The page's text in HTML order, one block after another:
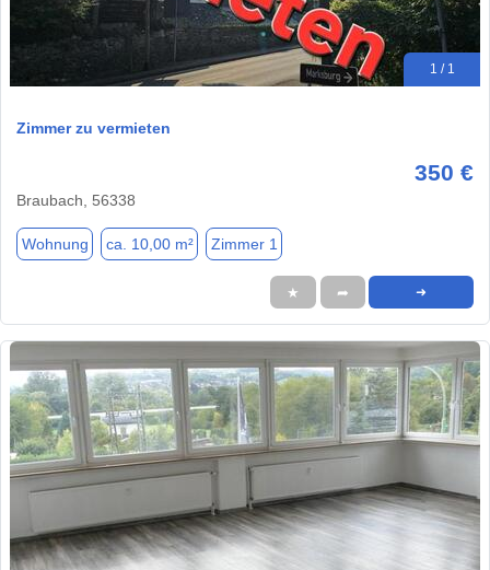
1 / 1
Zimmer zu vermieten
350 €
Braubach, 56338
Wohnung ca. 10,00 m² Zimmer 1
★ ➦ ➜